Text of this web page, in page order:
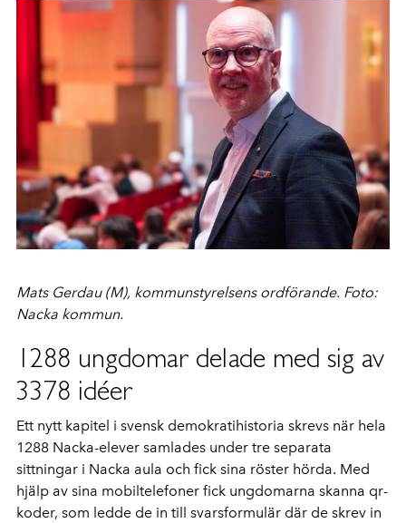
Mats Gerdau (M), kommunstyrelsens ordförande. Foto:
Nacka kommun.
1288 ungdomar delade med sig av
3378 idéer
Ett nytt kapitel i svensk demokratihistoria skrevs när hela
1288 Nacka-elever samlades under tre separata
sittningar i Nacka aula och fick sina röster hörda. Med
hjälp av sina mobiltelefoner fick ungdomarna skanna qr-
koder, som ledde de in till svarsformulär där de skrev in